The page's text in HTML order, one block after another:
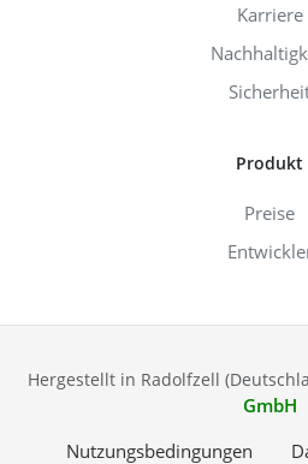
Karriere
Produkt
Preise
Hergestellt in Radolfzell
GmbH
Nutzungsbedingungen